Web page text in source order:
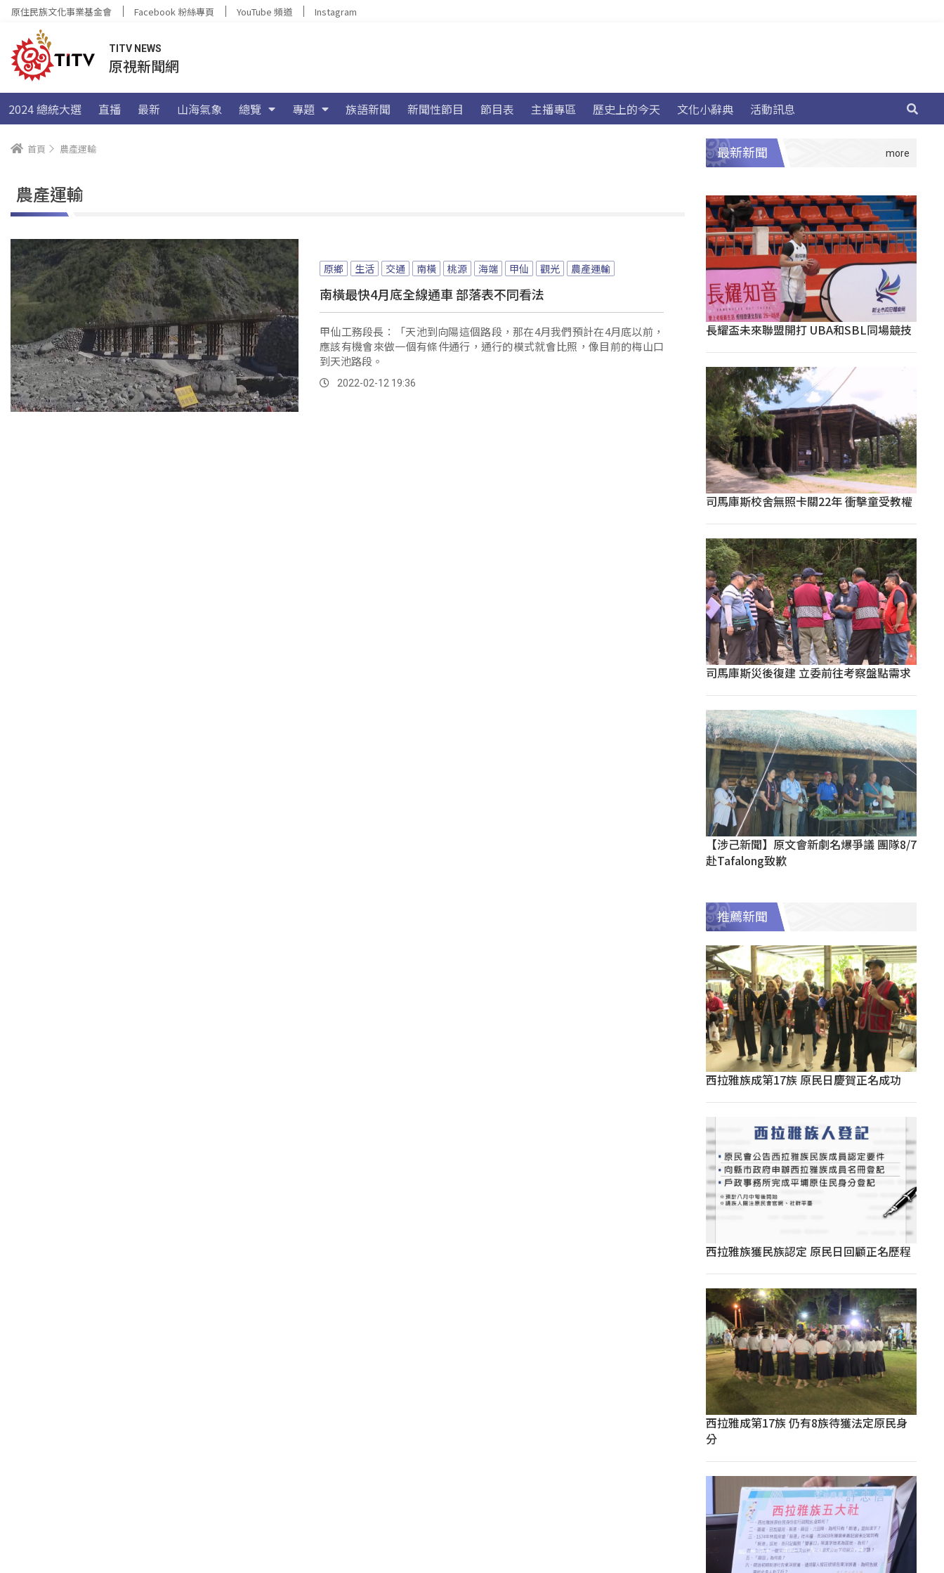
原住民族文化事業基金會 Facebook 粉絲專頁 YouTube 頻道 Instagram
TITV NEWS
原視新聞網
2024 總統大選 直播 最新 山海氣象 總覽 專題 族語新聞 新聞性節目 節目表 主播專區 歷史上的今天 文化小辭典 活動訊息
首頁 農產運輸
農產運輸
原鄉 生活 交通 南橫 桃源 海端 甲仙 觀光 農產運輸
南橫最快4月底全線通車 部落表不同看法
甲仙工務段長：「天池到向陽這個路段，那在4月我們預計在4月底以前，
應該有機會來做一個有條件通行，通行的模式就會比照，像目前的梅山口
到天池路段。
2022-02-12 19:36
最新新聞
長耀盃未來聯盟開打 UBA和SBL同場競技
司馬庫斯校舍無照卡關22年 衝擊童受教權
司馬庫斯災後復建 立委前往考察盤點需求
【涉己新聞】原文會新劇名爆爭議 團隊8/7
赴Tafalong致歉
推薦新聞
西拉雅族成第17族 原民日慶賀正名成功
西拉雅族獲民族認定 原民日回顧正名歷程
西拉雅成第17族 仍有8族待獲法定原民身
分